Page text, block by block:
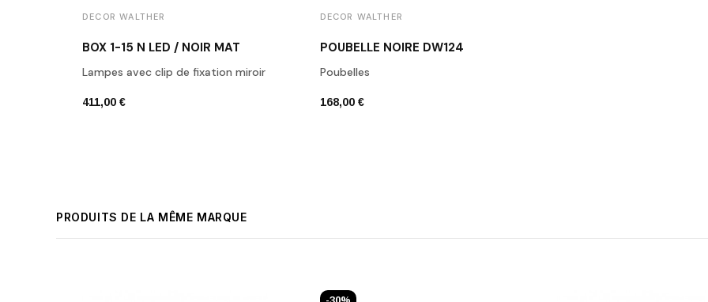
DECOR WALTHER
BOX 1-15 N LED / NOIR MAT
Lampes avec clip de fixation miroir
411,00 €
DECOR WALTHER
POUBELLE NOIRE DW124
Poubelles
168,00 €
PRODUITS DE LA MÊME MARQUE
-30%